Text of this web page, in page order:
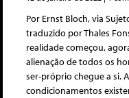
Por Ernst Bloch, via
traduzido por Thales
realidade começou,
alienação de todos os
ser-próprio chegue a si.
condicionamentos